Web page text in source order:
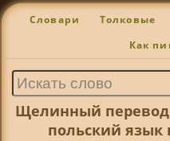
Словари Толковые
Как
Щелинный
польский язык